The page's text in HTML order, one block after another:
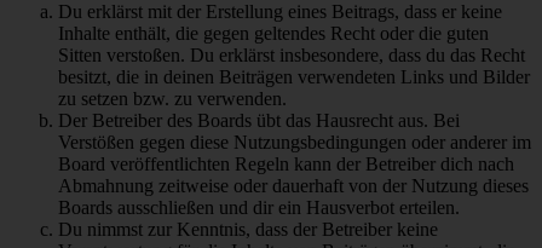
Du erklärst mit der Erstellung eines Beitrags, dass er keine
Inhalte enthält, die gegen geltendes Recht oder die guten
Sitten verstoßen. Du erklärst insbesondere, dass du das Recht
besitzt, die in deinen Beiträgen verwendeten Links und Bilder
zu setzen bzw. zu verwenden.
Der Betreiber des Boards übt das Hausrecht aus. Bei
Verstößen gegen diese Nutzungsbedingungen oder anderer im
Board veröffentlichten Regeln kann der Betreiber dich nach
Abmahnung zeitweise oder dauerhaft von der Nutzung dieses
Boards ausschließen und dir ein Hausverbot erteilen.
Du nimmst zur Kenntnis, dass der Betreiber keine